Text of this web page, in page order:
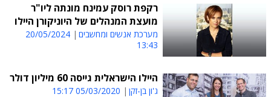
רקפת רוסק עמינח מונתה ליו"ר
מועצת המנהלים של היוניקורן היילו
מערכת אנשים ומחשבים
20/05/2024
13:43
היילו הישראלית גייסה 60 מיליון דולר
ג'ון בן-זקן 05/03/2020 15:17